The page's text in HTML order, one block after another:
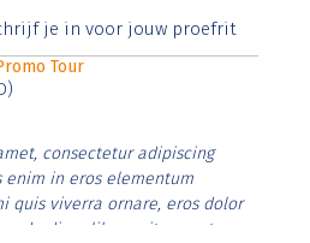
justo cursus id rutrum lorem
je in voor jouw proefrit
Tour
consectetur adipiscing
enim in eros elementum
quis viverra ornare, eros dolor
diam libero vitae erat.